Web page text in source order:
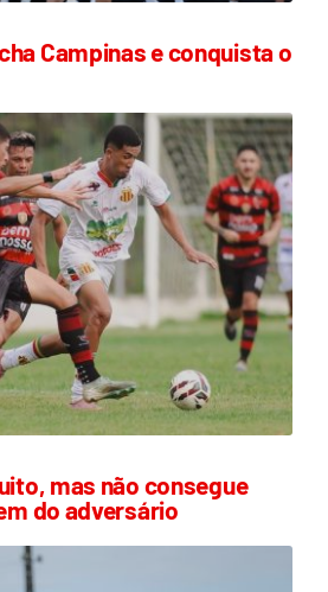
Campinas e conquista o
mas não consegue
do adversário